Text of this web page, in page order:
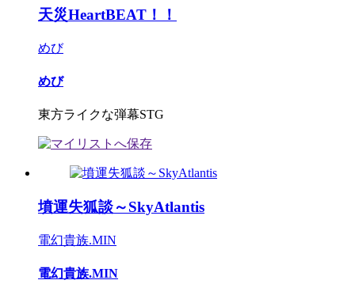
天災HeartBEAT！！
めび
めび
東方ライクな弾幕STG
墳運失狐談～SkyAtlantis
電幻貴族.MIN
電幻貴族.MIN